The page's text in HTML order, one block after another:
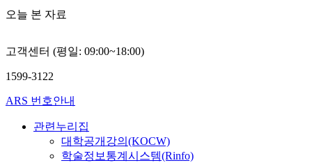
오늘 본 자료
고객센터 (평일: 09:00~18:00)
1599-3122
ARS 번호안내
관련누리집
대학공개강의(KOCW)
학술정보통계시스템(Rinfo)